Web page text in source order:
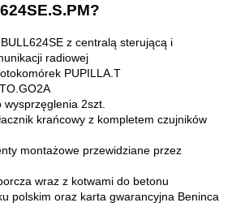
z centralą sterującą i
radiowej
PUPILLA.T
2szt.
krańcowy z kompletem czujników
montażowe przewidziane przez
wraz z kotwami do betonu
polskim oraz karta gwarancyjna Beninca